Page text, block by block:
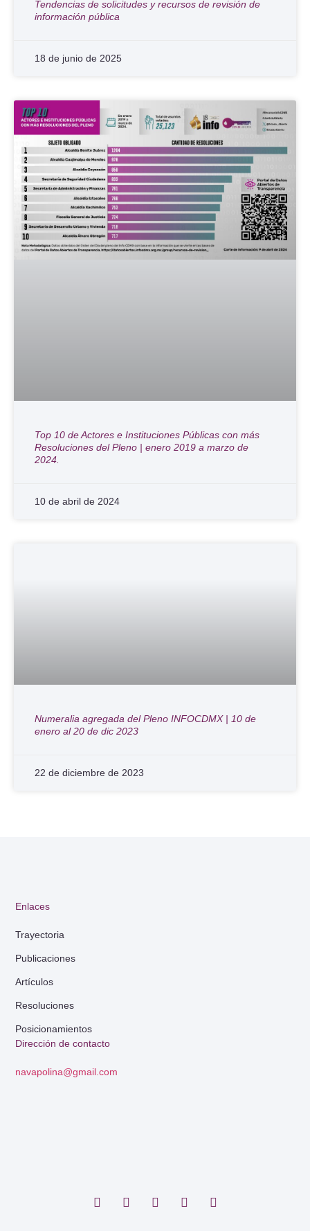
Tendencias de solicitudes y recursos de revisión de
información pública
18 de junio de 2025
Top 10 de Actores e Instituciones Públicas con más
Resoluciones del Pleno | enero 2019 a marzo de
2024.
10 de abril de 2024
Numeralia agregada del Pleno INFOCDMX | 10 de
enero al 20 de dic 2023
22 de diciembre de 2023
Dirección de contacto
navapolina@gmail.com
Enlaces
Trayectoria
Publicaciones
Artículos
Resoluciones
Posicionamientos